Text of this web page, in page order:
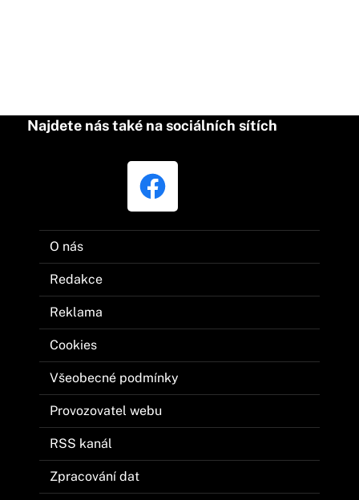
Najdete nás také na sociálních sítích
O nás
Redakce
Reklama
Cookies
Všeobecné podmínky
Provozovatel webu
RSS kanál
Zpracování dat